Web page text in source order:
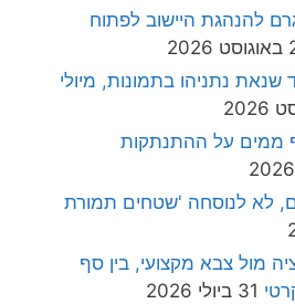
להנהגת היישוב לפתוח
2026
שנאת נתניהו בתמונות, מיולי
ממים על ההתנתקות
לא לנוסחה 'שטחים תמורת
מול צבא מקצועי, בין סף
31 ביולי 2026